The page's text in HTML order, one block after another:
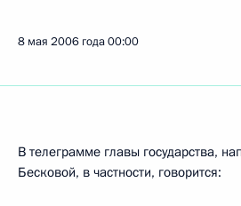
8 мая 2006 года00:00
В телеграмме главы государства,
Бесковой, в частности, говорится: